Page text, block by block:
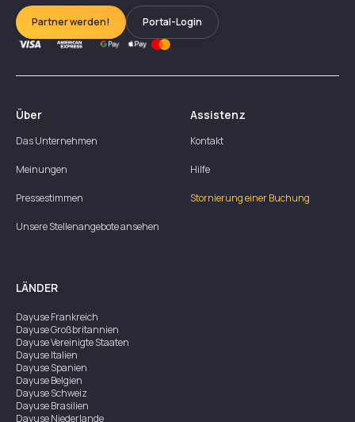
Partner werden! Portal-Login
Über
Das Unternehmen
Meinungen
Pressestimmen
Unsere Stellenangebote ansehen
Assistenz
Kontakt
Hilfe
Stornierung einer Buchung
LÄNDER
DayuseFrankreich
DayuseGroßbritannien
DayuseVereinigte Staaten
DayuseItalien
DayuseSpanien
DayuseBelgien
DayuseSchweiz
DayuseBrasilien
DayuseNiederlande